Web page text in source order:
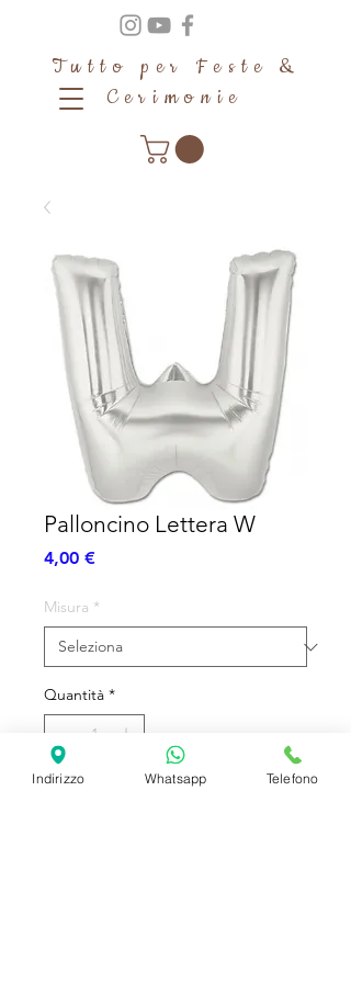
Tutto per Feste &
Cerimonie
Palloncino Lettera W
4,00 €Prezzo
Misura *
Quantità *
Indirizzo Whatsapp Telefono